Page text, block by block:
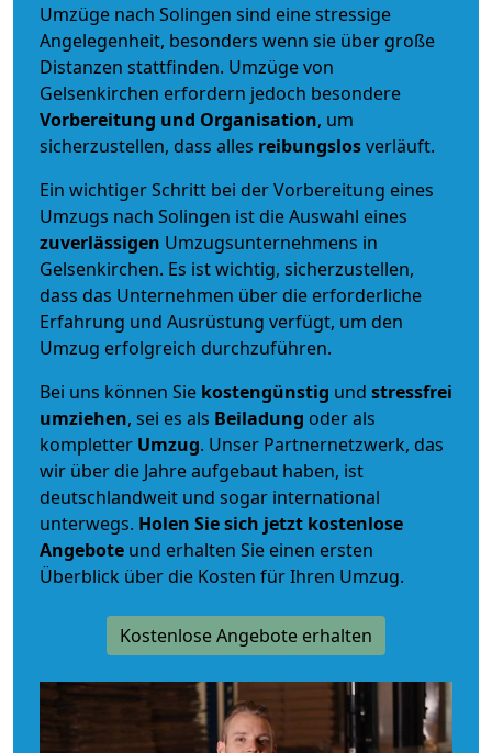
Umzüge nach Solingen sind eine stressige
Angelegenheit, besonders wenn sie über große
Distanzen stattfinden. Umzüge von
Gelsenkirchen erfordern jedoch besondere
Vorbereitung und Organisation, um
sicherzustellen, dass alles reibungslosverläuft.
Ein wichtiger Schritt bei der Vorbereitung eines
Umzugs nach Solingen ist die Auswahl eines
zuverlässigen Umzugsunternehmens in
Gelsenkirchen. Es ist wichtig, sicherzustellen,
dass das Unternehmen über die erforderliche
Erfahrung und Ausrüstung verfügt, um den
Umzug erfolgreich durchzuführen.
Bei uns können Sie kostengünstig und stressfrei
umziehen, sei es als Beiladung oder als
kompletter Umzug. Unser Partnernetzwerk, das
wir über die Jahre aufgebaut haben, ist
deutschlandweit und sogar international
unterwegs. Holen Sie sich jetzt kostenlose
Angebote und erhalten Sie einen ersten
Überblick über die Kosten für Ihren Umzug.
Kostenlose Angebote erhalten